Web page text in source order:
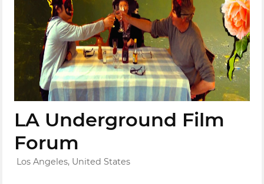
LA Underground Film
Forum
Los Angeles, United States